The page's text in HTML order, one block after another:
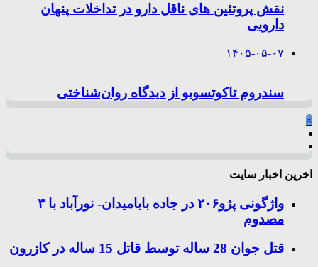
نقش پروتئین های ناقل دارو در تداخلات پنهان
دارویی
۱۴۰۵-۰۵-۰۷
سندروم تاکوتسوبو از دیدگاه روان‌شناختی
×
اخرین اخبار سایت
واژگونی پژو۲۰۶ در جاده بابامیدان- نورآباد با ۳
مصدوم
قتل جوان 28 ساله توسط قاتل 15 ساله در کازرون